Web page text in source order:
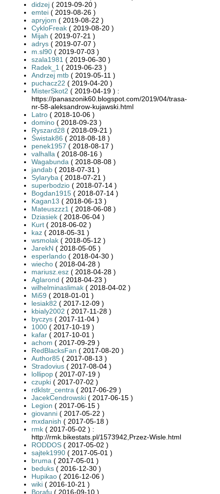
didzej ( 2019-09-20 )
emtei ( 2019-08-26 )
apryjom ( 2019-08-22 )
CykloFreak ( 2019-08-20 )
Mijah ( 2019-07-21 )
adrys ( 2019-07-07 )
m.sl90 ( 2019-07-03 )
szala1981 ( 2019-06-30 )
Radek_1 ( 2019-06-23 )
Andrzej mtb ( 2019-05-11 )
puchacz22 ( 2019-04-20 )
MisterSkot2 ( 2019-04-19 ) :
https://panaszonik60.blogspot.com/2019/04/trasa-
nr-58-aleksandrow-kujawski.html
Latro ( 2018-10-06 )
domino ( 2018-09-23 )
Ryszard28 ( 2018-09-21 )
Świstak86 ( 2018-08-18 )
penek1957 ( 2018-08-17 )
valhalla ( 2018-08-16 )
Wagabunda ( 2018-08-08 )
jandab ( 2018-07-31 )
Sylaryba ( 2018-07-21 )
superbodzio ( 2018-07-14 )
Bogdan1915 ( 2018-07-14 )
Kagan13 ( 2018-06-13 )
Mateuszzz1 ( 2018-06-08 )
Dziasiek ( 2018-06-04 )
Kurt ( 2018-06-02 )
kaz ( 2018-05-31 )
wsmolak ( 2018-05-12 )
JarekN ( 2018-05-05 )
esperlando ( 2018-04-30 )
wiecho ( 2018-04-28 )
mariusz.esz ( 2018-04-28 )
Aglarond ( 2018-04-23 )
wilhelminaslimak ( 2018-04-02 )
Mi59 ( 2018-01-01 )
lesiak82 ( 2017-12-09 )
kbialy2002 ( 2017-11-28 )
byczys ( 2017-11-04 )
1000 ( 2017-10-19 )
kafar ( 2017-10-01 )
achom ( 2017-09-29 )
RedBlacksFan ( 2017-08-20 )
Author85 ( 2017-08-13 )
Stradovius ( 2017-08-04 )
lollipop ( 2017-07-19 )
czupki ( 2017-07-02 )
rdklstr_centra ( 2017-06-29 )
JacekCendrowski ( 2017-06-15 )
Legion ( 2017-06-15 )
giovanni ( 2017-05-22 )
mxdanish ( 2017-05-18 )
rmk ( 2017-05-02 ) :
http://rmk.bikestats.pl/1573942,Przez-Wisle.html
RODDOS ( 2017-05-02 )
sajtek1990 ( 2017-05-01 )
bruma ( 2017-05-01 )
beduks ( 2016-12-30 )
Hupikao ( 2016-12-06 )
wiki ( 2016-10-21 )
Borafu ( 2016-09-10 )